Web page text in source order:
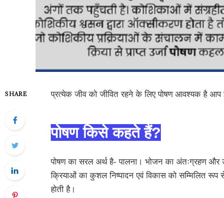
SHARE प्रत्येक जीव को जीवित रहने के लिए पोषण आवश्यक है आप
पोषण किसे कहते हैं?
पोषण का सरल अर्थ है- पालना। भोजन का अंतःग्रहण और
क्रियाओं का कुशल निष्पादन एवं विकास को सम्मिलित रूप
होती है।